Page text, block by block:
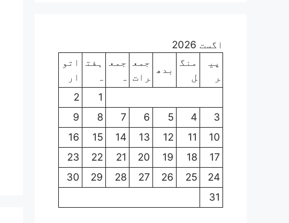
اگست 2026
پی
ر
منگ
ل
بدھ
جمع
رات
جمع
ہ
ہفت
ہ
اتو
ار
1
2
3
4
5
6
7
8
9
10
11
12
13
14
15
16
17
18
19
20
21
22
23
24
25
26
27
28
29
30
31